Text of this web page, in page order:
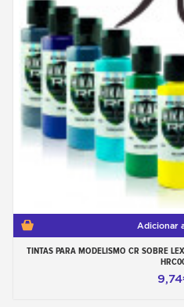
Adicionar
TINTAS PARA MODELISMO CR SOBRE